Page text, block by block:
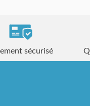
sécurisé